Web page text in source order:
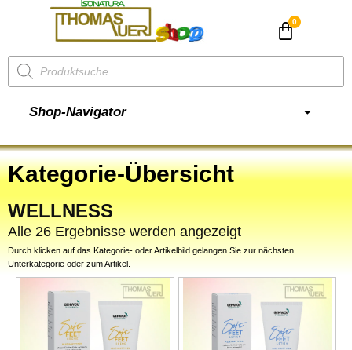
Shop-Navigator
Kategorie-Übersicht
WELLNESS
Alle 26 Ergebnisse werden angezeigt
Durch klicken auf das Kategorie- oder Artikelbild gelangen Sie zur nächsten
Unterkategorie oder zum Artikel.